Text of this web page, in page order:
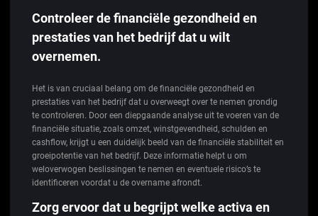
Controleer de financiële gezondheid en
prestaties van het bedrijf dat u wilt
overnemen.
Het is van cruciaal belang om de financiële gezondheid en
prestaties van het bedrijf dat u overweegt over te nemen grondig
te controleren. Door een diepgaande analyse uit te voeren van de
financiële situatie, zoals omzet, winstgevendheid, schulden en
cashflow, krijgt u een duidelijk beeld van de financiële stabiliteit en
groeipotentie van het bedrijf. Deze informatie helpt u om
weloverwogen beslissingen te nemen en eventuele risico’s te
identificeren voordat u de overname afrondt.
Zorg ervoor dat u begrijpt welke activa en